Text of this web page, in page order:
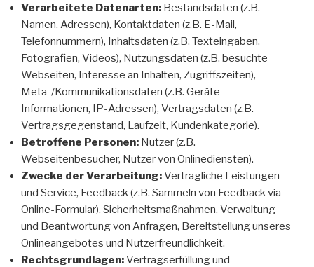
Verarbeitete Datenarten: Bestandsdaten (z.B.
Namen, Adressen), Kontaktdaten (z.B. E-Mail,
Telefonnummern), Inhaltsdaten (z.B. Texteingaben,
Fotografien, Videos), Nutzungsdaten (z.B. besuchte
Webseiten, Interesse an Inhalten, Zugriffszeiten),
Meta-/Kommunikationsdaten (z.B. Geräte-
Informationen, IP-Adressen), Vertragsdaten (z.B.
Vertragsgegenstand, Laufzeit, Kundenkategorie).
Betroffene Personen: Nutzer (z.B.
Webseitenbesucher, Nutzer von Onlinediensten).
Zwecke der Verarbeitung:Vertragliche Leistungen
und Service, Feedback (z.B. Sammeln von Feedback via
Online-Formular), Sicherheitsmaßnahmen, Verwaltung
und Beantwortung von Anfragen, Bereitstellung unseres
Onlineangebotes und Nutzerfreundlichkeit.
Rechtsgrundlagen:Vertragserfüllung und